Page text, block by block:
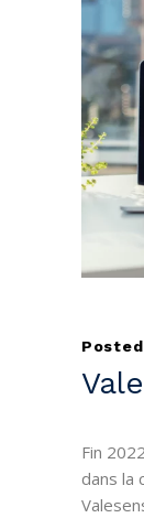
Fin
dans la